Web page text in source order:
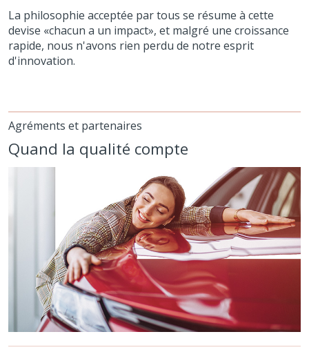
La philosophie acceptée par tous se résume à cette
devise «chacun a un impact», et malgré une croissance
rapide, nous n'avons rien perdu de notre esprit
d'innovation.
Agréments et partenaires
Quand la qualité compte